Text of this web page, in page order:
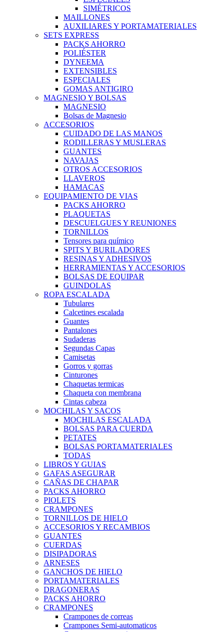
SIMÉTRICOS
MAILLONES
AUXILIARES Y PORTAMATERIALES
SETS EXPRESS
PACKS AHORRO
POLIÉSTER
DYNEEMA
EXTENSIBLES
ESPECIALES
GOMAS ANTIGIRO
MAGNESIO Y BOLSAS
MAGNESIO
Bolsas de Magnesio
ACCESORIOS
CUIDADO DE LAS MANOS
RODILLERAS Y MUSLERAS
GUANTES
NAVAJAS
OTROS ACCESORIOS
LLAVEROS
HAMACAS
EQUIPAMIENTO DE VIAS
PACKS AHORRO
PLAQUETAS
DESCUELGUES Y REUNIONES
TORNILLOS
Tensores para químico
SPITS Y BURILADORES
RESINAS Y ADHESIVOS
HERRAMIENTAS Y ACCESORIOS
BOLSAS DE EQUIPAR
GUINDOLAS
ROPA ESCALADA
Tubulares
Calcetines escalada
Guantes
Pantalones
Sudaderas
Segundas Capas
Camisetas
Gorros y gorras
Cinturones
Chaquetas termicas
Chaqueta con membrana
Cintas cabeza
MOCHILAS Y SACOS
MOCHILAS ESCALADA
BOLSAS PARA CUERDA
PETATES
BOLSAS PORTAMATERIALES
TODAS
LIBROS Y GUIAS
GAFAS ASEGURAR
CAÑAS DE CHAPAR
PACKS AHORRO
PIOLETS
CRAMPONES
TORNILLOS DE HIELO
ACCESORIOS Y RECAMBIOS
GUANTES
CUERDAS
DISIPADORAS
ARNESES
GANCHOS DE HIELO
PORTAMATERIALES
DRAGONERAS
PACKS AHORRO
CRAMPONES
Crampones de correas
Crampones Semi-automaticos